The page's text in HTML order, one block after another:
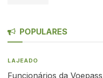
POPULARES
LAJEADO
Funcionários da